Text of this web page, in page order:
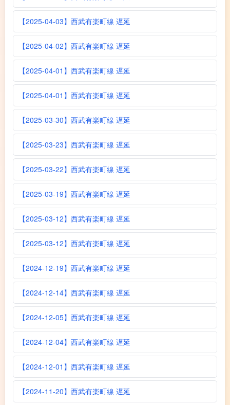
【2025-04-03】西武有楽町線 遅延
【2025-04-02】西武有楽町線 遅延
【2025-04-01】西武有楽町線 遅延
【2025-04-01】西武有楽町線 遅延
【2025-03-30】西武有楽町線 遅延
【2025-03-23】西武有楽町線 遅延
【2025-03-22】西武有楽町線 遅延
【2025-03-19】西武有楽町線 遅延
【2025-03-12】西武有楽町線 遅延
【2025-03-12】西武有楽町線 遅延
【2024-12-19】西武有楽町線 遅延
【2024-12-14】西武有楽町線 遅延
【2024-12-05】西武有楽町線 遅延
【2024-12-04】西武有楽町線 遅延
【2024-12-01】西武有楽町線 遅延
【2024-11-20】西武有楽町線 遅延